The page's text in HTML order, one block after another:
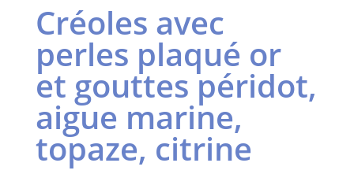
Créoles avec
perles plaqué or
et gouttes péridot,
aigue marine,
topaze, citrine